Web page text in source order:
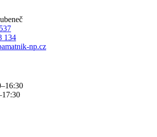
134
np.cz
–16:30
17:30